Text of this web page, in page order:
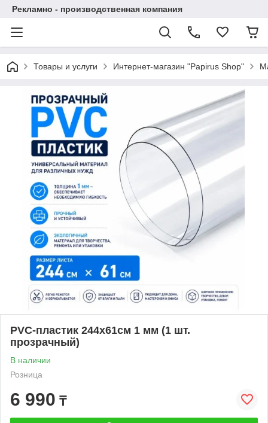
Рекламно - производственная компания
Товары и услуги Интернет-магазин "Papirus Shop"
PVC-пластик 244х61см 1 мм (1 шт.
прозрачный)
В наличии
Розница
6 990 ₸